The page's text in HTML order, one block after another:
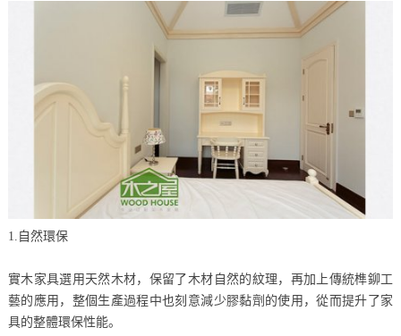
1.自然環保
實木家具選用天然木材，保留了木材自然的紋理，再加上傳統榫鉚工
藝的應用，整個生產過程中也刻意減少膠黏劑的使用，從而提升了家
具的整體環保性能。